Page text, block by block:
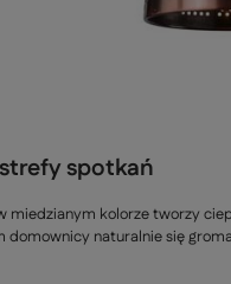
spotkań
kolorze tworzy
naturalnie się